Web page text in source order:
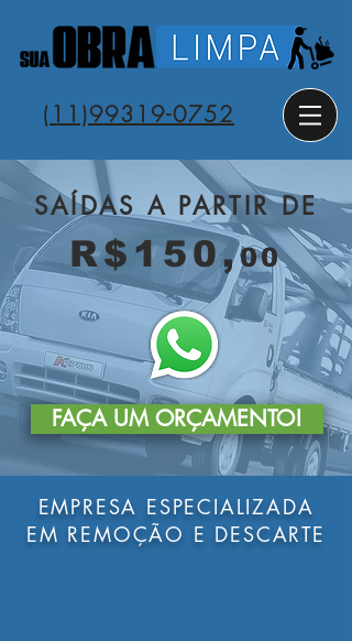
(11)99319-0752
SAÍDAS A PARTIR DE
R$150,00
FAÇA UM ORÇAMENTO!
EMPRESA ESPECIALIZADA
EM REMOÇÃO E DESCARTE